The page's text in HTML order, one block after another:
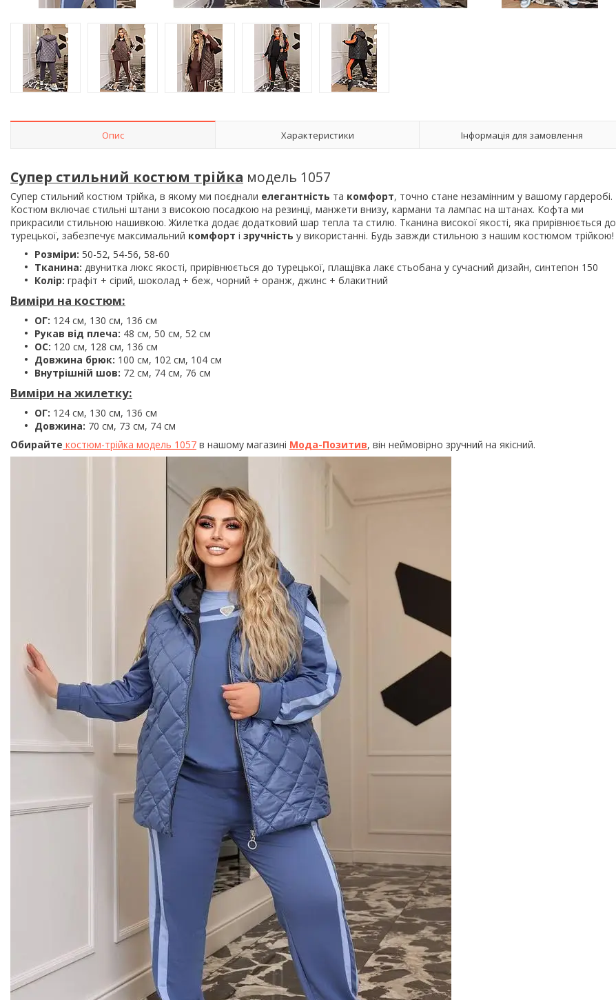
Опис Характеристики Інформація для замовлення
Супер стильний костюм трійка модель 1057
Супер стильний костюм трійка, в якому ми поєднали елегантність та комфорт, точно стане незамінним у вашому гардеробі.
Костюм включає стильні штани з високою посадкою на резинці, манжети внизу, кармани та лампас на штанах. Кофта ми
прикрасили стильною нашивкою. Жилетка додає додатковий шар тепла та стилю. Тканина високої якості, яка прирівнюється до
турецької, забезпечує максимальний комфорт і зручність у використанні. Будь завжди стильною з нашим костюмом трійкою!
Розміри: 50-52, 54-56, 58-60
Тканина: двунитка люкс якості, прирівнюється до турецької, плащівка лакє стьобана у сучасний дизайн, синтепон 150
Колір: графіт + сірий, шоколад + беж, чорний + оранж, джинс + блакитний
Виміри на костюм:
ОГ: 124 см, 130 см, 136 см
Рукав від плеча: 48 см, 50 см, 52 см
ОС: 120 см, 128 см, 136 см
Довжина брюк: 100 см, 102 см, 104 см
Внутрішній шов: 72 см, 74 см, 76 см
Виміри на жилетку:
ОГ: 124 см, 130 см, 136 см
Довжина: 70 см, 73 см, 74 см
Обирайте костюм-трійка модель 1057 в нашому магазині Мода-Позитив, він неймовірно зручний на якісний.